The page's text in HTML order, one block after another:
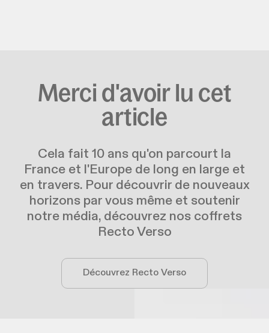
Merci d'avoir lu cet
article
Cela fait 10 ans qu'on parcourt la
France et l'Europe de long en large et
en travers. Pour découvrir de nouveaux
horizons par vous même et soutenir
notre média, découvrez nos coffrets
Recto Verso
Découvrez Recto Verso